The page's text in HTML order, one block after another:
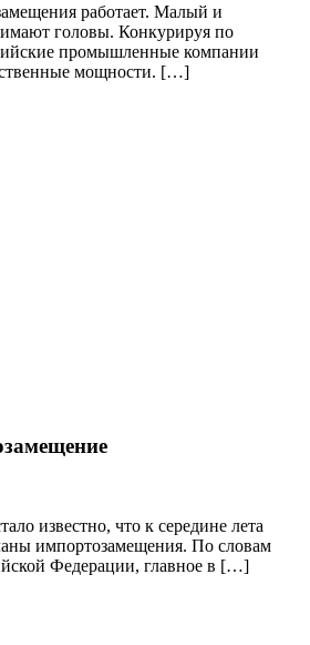
работает. Малый и
головы. Конкурируя по
промышленные компании
мощности. […]
известно, что к середине лета
импортозамещения. По словам
Федерации, главное в […]